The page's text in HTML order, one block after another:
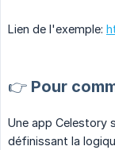
Lien de l'exemple:
👉 Pour
Une app Celestory
définissant la